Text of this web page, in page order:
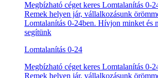
Megbízható céget keres Lomtalanítás 0-
Remek helyen jár, vállalkozásunk
Lomtalanítás 0-24ben. Hívjon minket és
segítünk
Lomtalanítás 0-24
Megbízható céget keres Lomtalanítás 0-
Remek helyen jár, vállalkozásunk